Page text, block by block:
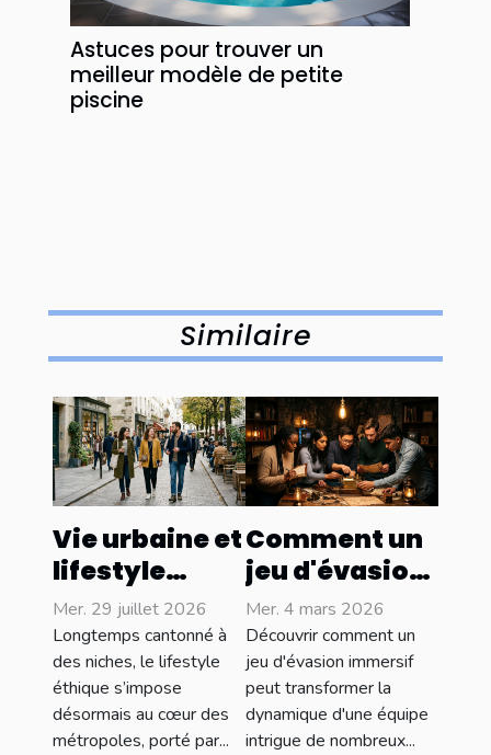
Astuces pour trouver un
meilleur modèle de petite
piscine
Similaire
Vie urbaine et
lifestyle
éthique :
concilier
style et
conscience
sociale
Mer. 29 juillet 2026
Longtemps cantonné à
des niches, le lifestyle
éthique s’impose
désormais au cœur des
métropoles, porté par...
Comment un
jeu d'évasion
immersif
renforce-t-il
les liens
d'équipe ?
Mer. 4 mars 2026
Découvrir comment un
jeu d'évasion immersif
peut transformer la
dynamique d'une équipe
intrigue de nombreux...